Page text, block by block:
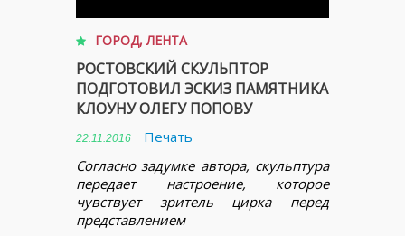
ГОРОД,ЛЕНТА
РОСТОВСКИЙ СКУЛЬПТОР
ПОДГОТОВИЛ ЭСКИЗ ПАМЯТНИКА
КЛОУНУ ОЛЕГУ ПОПОВУ
22.11.2016
Печать
Согласно задумке автора, скульптура
передает настроение, которое
чувствует зритель цирка перед
представлением